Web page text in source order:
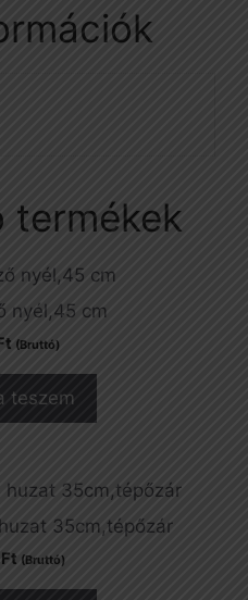
termékek
nyél,45 cm
(Bruttó)
teszem
35cm,tépőzár
Ft (Bruttó)